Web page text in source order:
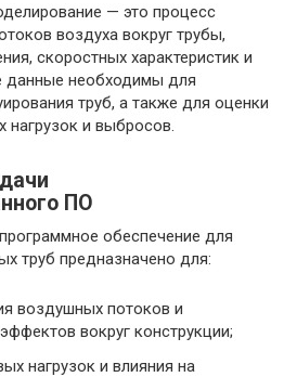
— это процесс
воздуха вокруг трубы,
скоростных характеристик и
данные необходимы для
труб, а также для оценки
нагрузок и выбросов.
ПО
обеспечение для
труб предназначено для:
воздушных потоков и
вокруг конструкции;
нагрузок и влияния на